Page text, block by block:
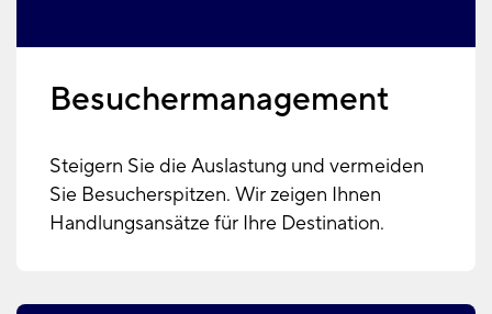
Besuchermanagement
Steigern Sie die Auslastung und vermeiden
Sie Besucherspitzen. Wir zeigen Ihnen
Handlungsansätze für Ihre Destination.